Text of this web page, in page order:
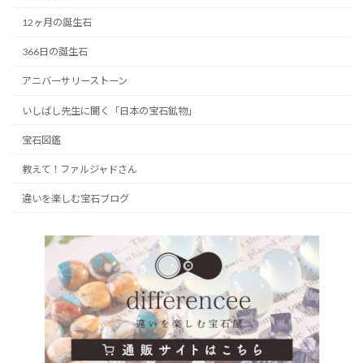
12ヶ月の誕生石
366日の誕生石
アニバーサリーストーン
いしばし先生に聞く「日本の宝石鉱物」
宝石図鑑
教えて！ファルジャドさん
違いを楽しむ宝石ブログ